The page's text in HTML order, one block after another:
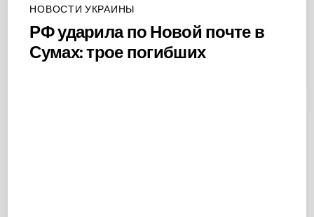
НОВОСТИ УКРАИНЫ
РФ ударила по Новой почте в
Сумах: трое погибших